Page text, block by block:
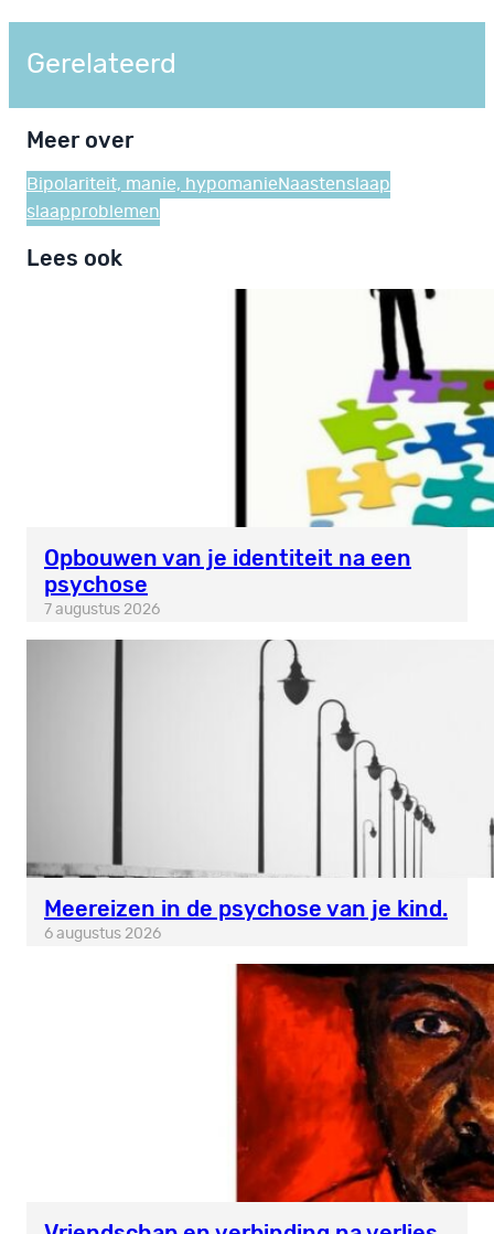
Gerelateerd
Meer over
Bipolariteit, manie, hypomanie Naastenslaap
slaapproblemen
Lees ook
Opbouwen van je identiteit na een
psychose
7 augustus 2026
Meereizen in de psychose van je kind.
6 augustus 2026